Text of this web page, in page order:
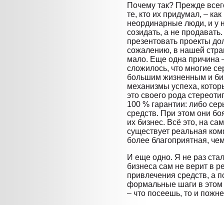
Почему так? Прежде
те, кто их придумал, –
неординарные люди, и у
созидать, а не
презентовать проекты
сожалению, в нашей
мало. Еще одна причина
сложилось, что многие
большим жизненным и
механизмы успеха,
это своего рода
100 % гарантии: либо
средств. При этом они
их бизнес. Всё это, на
существует реальная
более благоприятная,
И еще одно. Я не раз
бизнеса сам не верит в
привлечения средств, а
формальные шаги в этом
– что посеешь, то и